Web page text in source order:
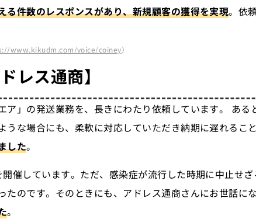
る件数のレスポンスがあり、新規顧客の獲得を実現。依
www.kikudm.com/voice/coiney）
ドレス通商】
」の発送業務を、長きにわたり依頼しています。 ある
な場合にも、柔軟に対応していただき納期に遅れるこ
した。
催しています。ただ、感染症が流行した時期に中止せざ
のです。そのときにも、アドレス通商さんにお世話に
。